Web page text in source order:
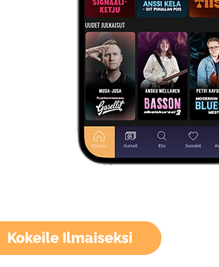
Kokeile Ilmaiseksi